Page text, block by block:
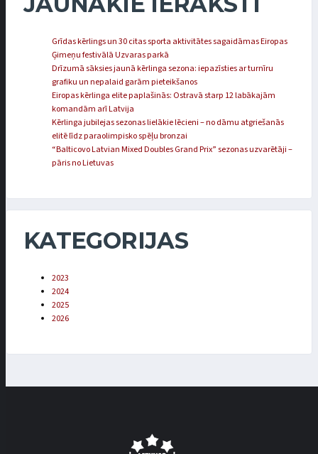
Grīdas kērlings un 30 citas sporta aktivitātes sagaidāmas Eiropas
Ģimeņu festivālā Uzvaras parkā
Drīzumā sāksies jaunā kērlinga sezona: iepazīsties ar turnīru
grafiku un nepalaid garām pieteikšanos
Eiropas kērlinga elite paplašinās: Ostravā starp 12 labākajām
komandām arī Latvija
Kērlinga jubilejas sezonas lielākie lēcieni – no dāmu atgriešanās
elitē līdz paraolimpisko spēļu bronzai
“Balticovo Latvian Mixed Doubles Grand Prix” sezonas uzvarētāji –
pāris no Lietuvas
KATEGORIJAS
2023
2024
2025
2026